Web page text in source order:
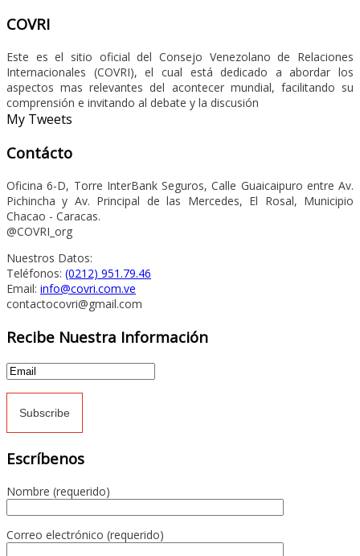
COVRI
Este es el sitio oficial del Consejo Venezolano de Relaciones
Internacionales (COVRI), el cual está dedicado a abordar los
aspectos mas relevantes del acontecer mundial, facilitando su
comprensión e invitando al debate y la discusión
My Tweets
Contácto
Oficina 6-D, Torre InterBank Seguros, Calle Guaicaipuro entre Av.
Pichincha y Av. Principal de las Mercedes, El Rosal, Municipio
Chacao - Caracas.
@COVRI_org
Nuestros Datos:
Teléfonos: (0212) 951.79.46
Email: info@covri.com.ve
contactocovri@gmail.com
Recibe Nuestra Información
Escríbenos
Nombre (requerido)
Correo electrónico (requerido)